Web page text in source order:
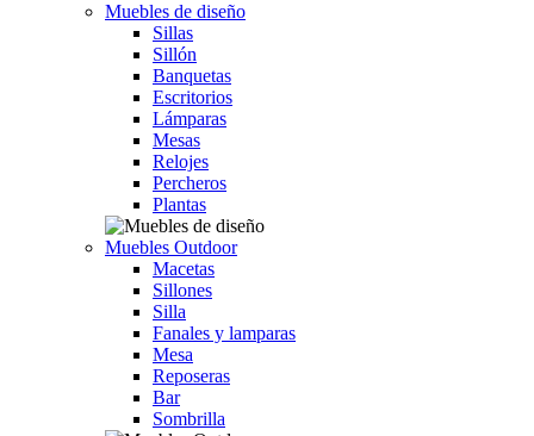
Muebles de diseño
Sillas
Sillón
Banquetas
Escritorios
Lámparas
Mesas
Relojes
Percheros
Plantas
Muebles Outdoor
Macetas
Sillones
Silla
Fanales y lamparas
Mesa
Reposeras
Bar
Sombrilla